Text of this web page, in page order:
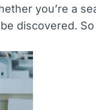
you’re a
discovered.